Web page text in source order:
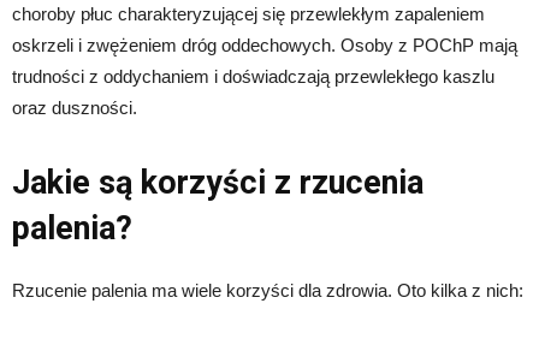
choroby płuc charakteryzującej się przewlekłym zapaleniem
oskrzeli i zwężeniem dróg oddechowych. Osoby z POChP mają
trudności z oddychaniem i doświadczają przewlekłego kaszlu
oraz duszności.
Jakie są korzyści z rzucenia
palenia?
Rzucenie palenia ma wiele korzyści dla zdrowia. Oto kilka z nich: